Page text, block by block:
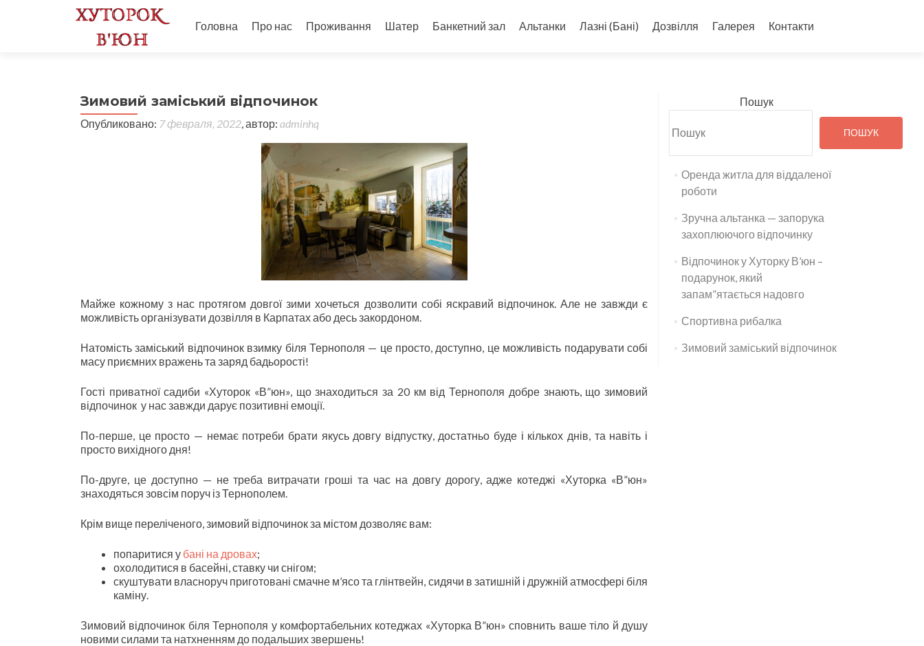
Головна Про нас Проживання Шатер Банкетний зал Альтанки Лазні (Бані) Дозвілля Галерея Контакти
Зимовий заміський відпочинок
Опубликовано: 7 февраля, 2022, автор: adminhq
Майже кожному з нас протягом довгої зими хочеться дозволити собі яскравий відпочинок. Але не завжди є
можливість організувати дозвілля в Карпатах або десь закордоном.
Натомість заміський відпочинок взимку біля Тернополя — це просто, доступно, це можливість подарувати собі
масу приємних вражень та заряд бадьорості!
Гості приватної садиби «Хуторок «В”юн», що знаходиться за 20 км від Тернополя добре знають, що зимовий
відпочинок у нас завжди дарує позитивні емоції.
По-перше, це просто — немає потреби брати якусь довгу відпустку, достатньо буде і кількох днів, та навіть і
просто вихідного дня!
По-друге, це доступно — не треба витрачати гроші та час на довгу дорогу, адже котеджі «Хуторка «В”юн»
знаходяться зовсім поруч із Тернополем.
Крім вище переліченого, зимовий відпочинок за містом дозволяє вам:
попаритися у бані на дровах;
охолодитися в басейні, ставку чи снігом;
скуштувати власноруч приготовані смачне м’ясо та глінтвейн, сидячи в затишній і дружній атмосфері біля
каміну.
Зимовий відпочинок біля Тернополя у комфортабельних котеджах «Хуторка В”юн» сповнить ваше тіло й душу
новими силами та натхненням до подальших звершень!
Пошук
ПОШУК
Оренда житла для віддаленої
роботи
Зручна альтанка — запорука
захоплюючого відпочинку
Відпочинок у Хуторку В’юн –
подарунок, який
запам”ятається надовго
Спортивна рибалка
Зимовий заміський відпочинок